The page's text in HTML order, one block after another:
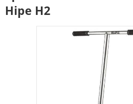
Hipe H2